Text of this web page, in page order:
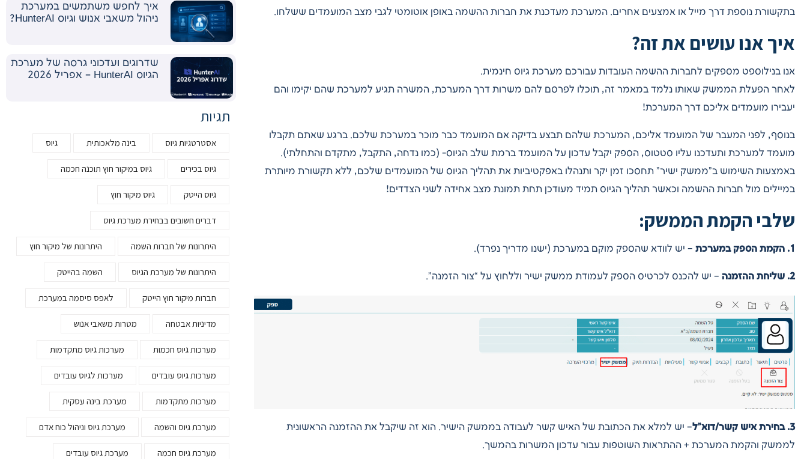
בתקשורת נוספת דרך מייל או אמצעים אחרים. המערכת מעדכנת את חברות ההשמה באופן אוטומטי לגבי מצב המועמדים ששלחו.
איך אנו עושים את זה?
אנו בנילוספט מספקים לחברות ההשמה העובדות עבורכם מערכת גיוס חינמית.
לאחר הפעלת הממשק שאותו נלמד במאמר זה, תוכלו לפרסם להם משרות דרך המערכת, המשרה תגיע למערכת שהם יקימו והם
יעבירו מועמדים אליכם דרך המערכת!
בנוסף, לפני המעבר של המועמד אליכם, המערכת שלהם תבצע בדיקה אם המועמד כבר מוכר במערכת שלכם. ברגע שאתם תקבלו
מועמד למערכת ותעדכנו עליו סטטוס, הספק יקבל עדכון על המועמד ברמת שלב הגיוס- (כמו נדחה, התקבל, מתקדם והתחלתי).
באמצעות השימוש ב”ממשק ישיר” תחסכו זמן יקר ותנהלו באפקטיביות את תהליך הגיוס של המועמדים שלכם, ללא תקשורת מיותרת
במיילים מול חברות ההשמה וכאשר תהליך הגיוס תמיד מעודכן תחת תמונת מצב אחידה לשני הצדדים!
שלבי הקמת הממשק:
1. הקמת הספק במערכת – יש לוודא שהספק מוקם במערכת (ישנו מדריך נפרד).
2. שליחת ההזמנה – יש להכנס לכרטיס הספק לעמודת ממשק ישיר וללחוץ על “צור הזמנה”.
3. בחירת איש קשר/דוא”ל
– יש למלא את הכתובת של האיש קשר לעבודה בממשק הישיר. הוא זה שיקבל את ההזמנה הראשונית
לממשק והקמת המערכת + ההתראות השוטפות עבור עדכון המשרות בהמשך.
איך לחפש משתמשים במערכת
ניהול משאבי אנוש וגיוס HunterAI?
שדרוגים ועדכוני גרסה של מערכת
הגיוס HunterAI – אפריל 2026
תגיות
אסטרטגיות גיוס בינה מלאכותית גיוס
גיוס בכירים גיוס במיקור חוץ תוכנה חכמה
גיוס הייטק גיוס מיקור חוץ
דברים חשובים בבחירת מערכת גיוס
היתרונות של חברות השמה היתרונות של מיקור חוץ
היתרונות של מערכת הגיוס השמה בהייטק
חברות מיקור חוץ הייטק לאפס סיסמה במערכת
מדיניות אבטחה מטרות משאבי אנוש
מערכות גיוס חכמות מערכות גיוס מתקדמות
מערכות גיוס עובדים מערכות לגיוס עובדים
מערכות מתקדמות מערכת בינה עסקית
מערכת גיוס והשמה מערכת גיוס וניהול כוח אדם
מערכת גיוס חכמה מערכת גיוס עובדים